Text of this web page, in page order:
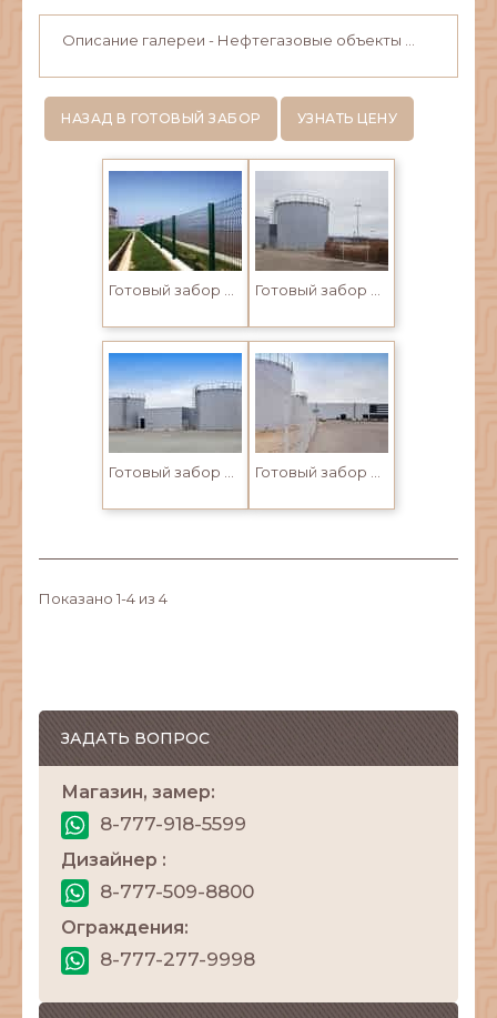
Описание галереи - Нефтегазовые объекты ...
НАЗАД В ГОТОВЫЙ ЗАБОР УЗНАТЬ ЦЕНУ
Показано 1-4 из 4
ЗАДАТЬ ВОПРОС
Магазин, замер:
8-777-918-5599
Дизайнер :
8-777-509-8800
Ограждения:
8-777-277-9998